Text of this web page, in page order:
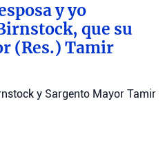
y yo
que su
(Res.) Tamir
y Sargento Mayor Tamir